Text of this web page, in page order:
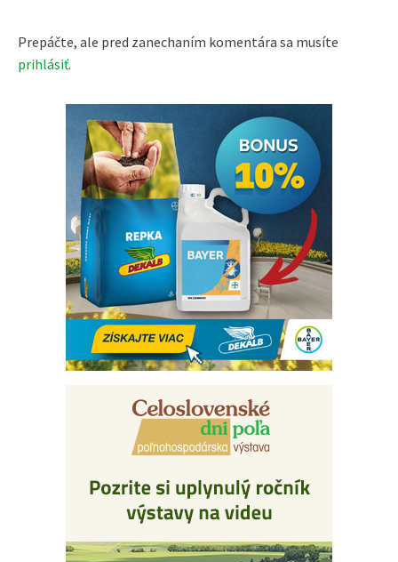
Prepáčte, ale pred zanechaním komentára sa musíte
prihlásiť.